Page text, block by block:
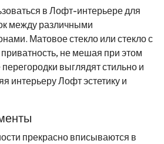
в Лофт-интерьере для
между различными
Матовое стекло или стекло с
не мешая при этом
выглядят стильно и
интерьеру Лофт эстетику и
прекрасно вписываются в